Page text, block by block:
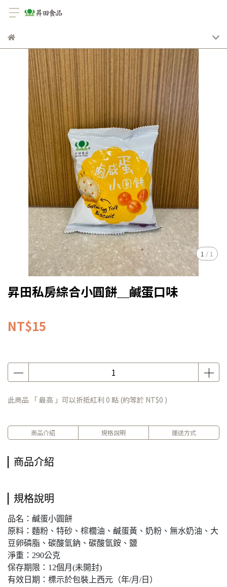
1 / 1
昇田私房綜合小圓餅＿鹹蛋口味
NT$15
此商品 「 最高 」可以折抵紅利 0 點 (約等於 NT$0 )
商品介紹 規格說明 運送方式
商品介紹
規格說明
品名：鹹蛋小圓餅
原料：麵粉、特砂、棕櫚油、鹹蛋黃、奶粉、無水奶油、大
豆卵磷脂、碳酸氫鈉、碳酸氫銨、鹽
淨重：290公克
保存期限：12個月(未開封)
有效日期：標示於包裝上西元（年/月/日）